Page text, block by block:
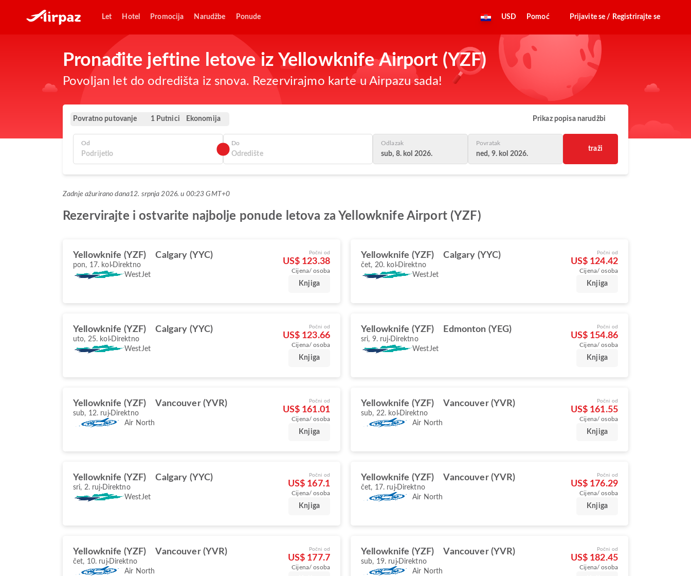
Let Hotel Promocija Narudžbe Ponude USD Pomoć Prijavite se / Registrirajte se
Pronađite jeftine letove iz Yellowknife Airport (YZF)
Povoljan let do odredišta iz snova. Rezervirajmo karte u Airpazu sada!
Povratno putovanje 1 Putnici Ekonomija Prikaz popisa narudžbi
Od Do Odlazak
sub, 8. kol 2026.
Povratak
ned, 9. kol 2026.
traži
Zadnje ažurirano dana12. srpnja 2026. u 00:23 GMT+0
Rezervirajte i ostvarite najbolje ponude letova za Yellowknife Airport (YZF)
Yellowknife (YZF) Calgary (YYC)
pon, 17. kol Direktno
WestJet
Počni od
US$ 123.38
Cijena/ osoba
Knjiga
Yellowknife (YZF) Calgary (YYC)
čet, 20. kol Direktno
WestJet
Počni od
US$ 124.42
Cijena/ osoba
Knjiga
Yellowknife (YZF) Calgary (YYC)
uto, 25. kol Direktno
WestJet
Počni od
US$ 123.66
Cijena/ osoba
Knjiga
Yellowknife (YZF) Edmonton (YEG)
sri, 9. ruj Direktno
WestJet
Počni od
US$ 154.86
Cijena/ osoba
Knjiga
Yellowknife (YZF) Vancouver (YVR)
sub, 12. ruj Direktno
Air North
Počni od
US$ 161.01
Cijena/ osoba
Knjiga
Yellowknife (YZF) Vancouver (YVR)
sub, 22. kol Direktno
Air North
Počni od
US$ 161.55
Cijena/ osoba
Knjiga
Yellowknife (YZF) Calgary (YYC)
sri, 2. ruj Direktno
WestJet
Počni od
US$ 167.1
Cijena/ osoba
Knjiga
Yellowknife (YZF) Vancouver (YVR)
čet, 17. ruj Direktno
Air North
Počni od
US$ 176.29
Cijena/ osoba
Knjiga
Yellowknife (YZF) Vancouver (YVR)
čet, 10. ruj Direktno
Air North
Počni od
US$ 177.7
Cijena/ osoba
Yellowknife (YZF) Vancouver (YVR)
sub, 19. ruj Direktno
Air North
Počni od
US$ 182.45
Cijena/ osoba